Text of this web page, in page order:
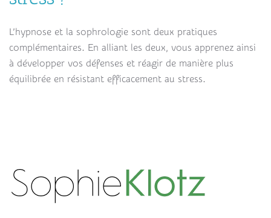
L’hypnose et la sophrologie sont deux pratiques
complémentaires. En alliant les deux, vous apprenez ainsi
à développer vos défenses et réagir de manière plus
équilibrée en résistant efficacement au stress.